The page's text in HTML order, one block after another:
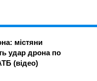
містяни
удар дрона по
(відео)